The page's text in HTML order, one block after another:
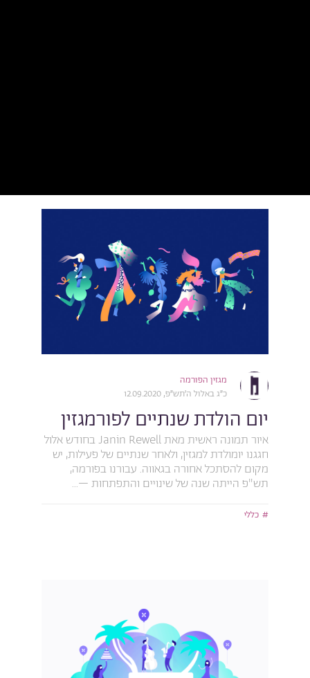
מגזין הפורמה
כ״ג באלול ה׳תש״פ, 12.09.2020
יום הולדת שנתיים לפורמגזין
איור תמונה ראשית מאת Janin Rewell בחודש אלול
חגגנו יומולדת למגזין, ולאחר שנתיים של פעילות, יש
מקום להסתכל אחורה בגאווה. עבורנו בפורמה,
תש"פ הייתה שנה של שינויים והתפתחות –...
כללי